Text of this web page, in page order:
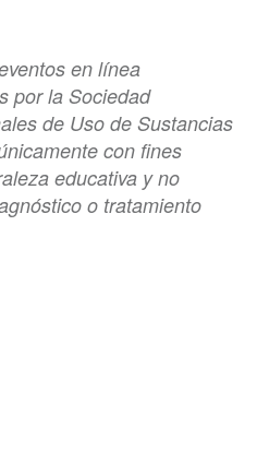
en línea
por la Sociedad
de Uso de Sustancias
con fines
educativa y no
o tratamiento